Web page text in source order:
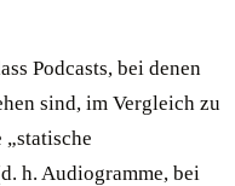
Podcasts, bei denen
sind, im Vergleich zu
„statische
h. Audiogramme, bei